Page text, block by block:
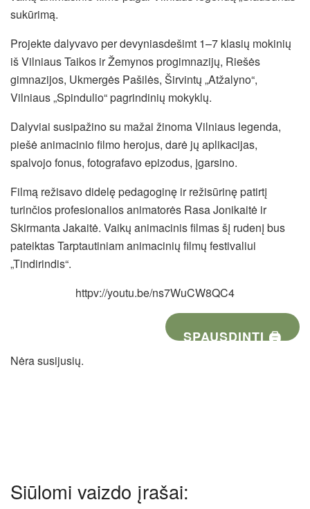
sukūrimą.
Projekte dalyvavo per devyniasdešimt 1–7 klasių mokinių
iš Vilniaus Taikos ir Žemynos progimnazijų, Riešės
gimnazijos, Ukmergės Pašilės, Širvintų „Atžalyno“,
Vilniaus „Spindulio“ pagrindinių mokyklų.
Dalyviai susipažino su mažai žinoma Vilniaus legenda,
piešė animacinio filmo herojus, darė jų aplikacijas,
spalvojo fonus, fotografavo epizodus, įgarsino.
Filmą režisavo didelę pedagoginę ir režisūrinę patirtį
turinčios profesionalios animatorės Rasa Jonikaitė ir
Skirmanta Jakaitė. Vaikų animacinis filmas šį rudenį bus
pateiktas Tarptautiniam animacinių filmų festivaliui
„Tindirindis“.
httpv://youtu.be/ns7WuCW8QC4
SPAUSDINTI 🖨
Nėra susijusių.
Siūlomi vaizdo įrašai: